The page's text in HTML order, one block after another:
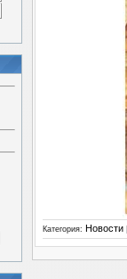
Категория: Новости